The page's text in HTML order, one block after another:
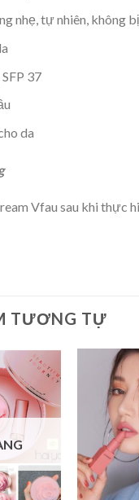
nhẹ, tự nhiên, không
37
da
Vfau sau khi thực
TƯƠNG TỰ
Add to
Wishlist